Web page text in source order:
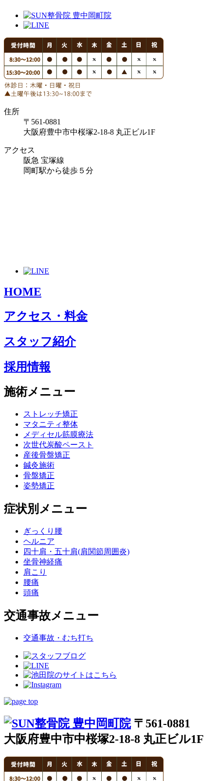
住所
〒561-0881
大阪府豊中市中桜塚2-18-8 丸正ビル1F
アクセス
阪急 宝塚線
岡町駅から徒歩５分
HOME
アクセス・料金
スタッフ紹介
採用情報
施術メニュー
ストレッチ矯正
マタニティ整体
メディセル筋膜療法
次世代炭酸ペースト
産後骨盤矯正
鍼灸施術
骨盤矯正
姿勢矯正
症状別メニュー
ぎっくり腰
ヘルニア
四十肩・五十肩(肩関節周囲炎)
坐骨神経痛
肩こり
腰痛
頭痛
交通事故メニュー
交通事故・むち打ち
〒561-0881
大阪府豊中市中桜塚2-18-8 丸正ビル1F